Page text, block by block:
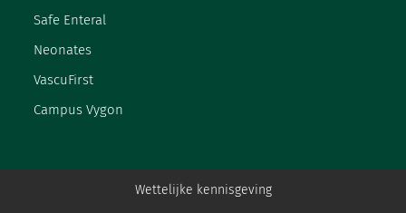
Safe Enteral
Neonates
VascuFirst
Campus Vygon
Wettelijke kennisgeving